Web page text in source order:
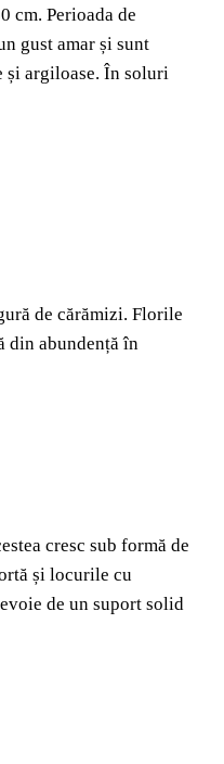
cm. Perioada de
gust amar și sunt
și argiloase. În soluri
de cărămizi. Florile
din abundență în
cresc sub formă de
și locurile cu
de un suport solid